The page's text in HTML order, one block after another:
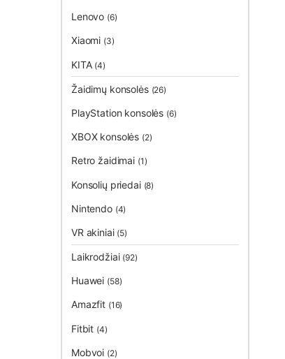
Lenovo (6)
Xiaomi (3)
KITA (4)
Žaidimų konsolės (26)
PlayStation konsolės (6)
XBOX konsolės (2)
Retro žaidimai (1)
Konsolių priedai (8)
Nintendo (4)
VR akiniai (5)
Laikrodžiai (92)
Huawei (58)
Amazfit (16)
Fitbit (4)
Mobvoi (2)